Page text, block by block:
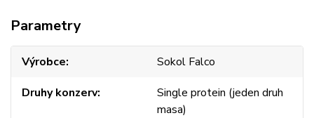
Parametry
Výrobce
Sokol Falco
Druhy konzerv
Single protein (jeden druh
masa)